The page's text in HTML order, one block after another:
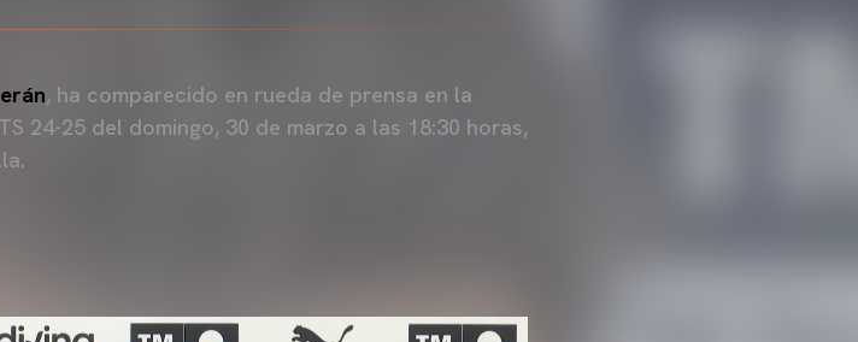
, ha comparecido en rueda de prensa en la
24-25 del domingo, 30 de marzo a las 18:30 horas,